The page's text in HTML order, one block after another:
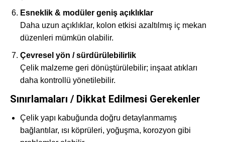
Esneklik & modüler geniş açıklıklar
Daha uzun açıklıklar, kolon etkisi azaltılmış iç mekan
düzenleri mümkün olabilir.
Çevresel yön / sürdürülebilirlik
Çelik malzeme geri dönüştürülebilir; inşaat atıkları
daha kontrollü yönetilebilir.
Sınırlamaları / Dikkat Edilmesi Gerekenler
Çelik yapı kabuğunda doğru detaylanmamış
bağlantılar, ısı köprüleri, yoğuşma, korozyon gibi